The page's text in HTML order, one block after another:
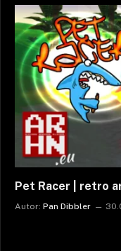
Pet Racer | retro
Autor: Pan Dibbler